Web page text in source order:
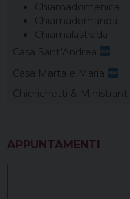
Chiamadomenica
Chiamadomanda
Chiamalastrada
Casa Sant’Andrea
Casa Marta e Maria
Chierichetti & Ministranti
APPUNTAMENTI